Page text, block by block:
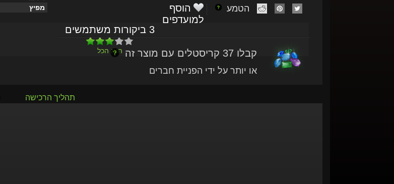
מפיץ
3 ביקורות משתמשים
הצג הכל
הטמע
הוסף
למועדפים
קבלו 37 קריסטלים עם מוצר זה
או יותר על ידי הפניית חברים
תהליך הרכישה